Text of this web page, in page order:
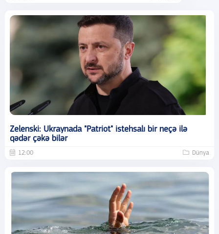
Zelenski: Ukraynada "Patriot" istehsalı bir neçə ilə
qədər çəkə bilər
12:00 Dünya